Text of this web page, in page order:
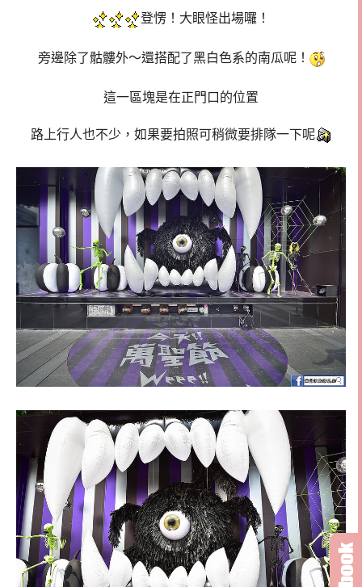
登愣！大眼怪出場囉！
旁邊除了骷髏外～還搭配了黑白色系的南瓜呢！
這一區塊是在正門口的位置
路上行人也不少，如果要拍照可稍微要排隊一下呢